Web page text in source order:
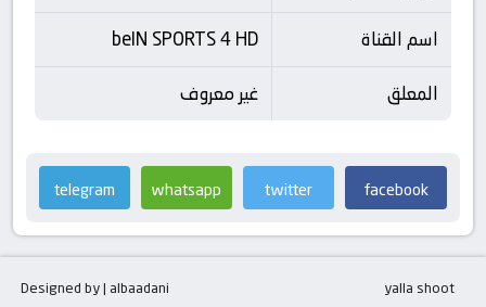
اسم القناة
beIN SPORTS 4 HD
المعلق
غير معروف
facebook
twitter
whatsapp
telegram
Designed by | albaadani yalla shoot